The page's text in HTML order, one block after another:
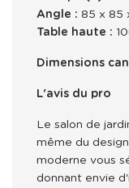
Angle : 85 x 85
Table haute :
Dimensions
L'avis du pro
Le salon de
même du
moderne vous
donnant envie